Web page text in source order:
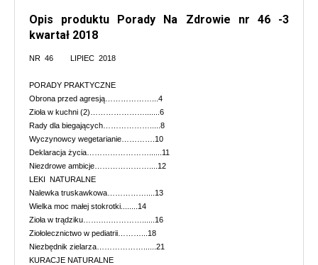
Opis produktu Porady Na Zdrowie nr 46 -3
kwartał 2018
NR 46 LIPIEC 2018
PORADY PRAKTYCZNE
Obrona przed agresją………………...4
Zioła w kuchni (2)………………….......6
Rady dla biegających……………….....8
Wyczynowcy wegetarianie………….10
Deklaracja życia……………………......11
Niezdrowe ambicje…………………....12
LEKI NATURALNE
Nalewka truskawkowa……………....13
Wielka moc małej stokrotki........14
Zioła w trądziku…….….…………......16
Ziołolecznictwo w pediatrii………...18
Niezbędnik zielarza………………......21
KURACJE NATURALNE